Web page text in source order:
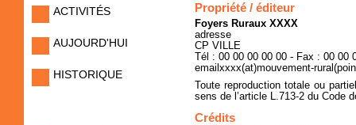
ACTIVITÉS
AUJOURD'HUI
HISTORIQUE
Propriété / éditeur
Foyers Ruraux XXXX
adresse
CP VILLE
Tél : 00 00 00 00 00 - Fax : 00 00
emailxxxx(at)mouvement-
Toute reproduction totale ou
sens de l’article L.713-2 du Code
Crédits